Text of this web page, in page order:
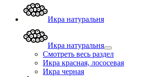
Икра натуральня
Икра натуральня
Смотреть весь раздел
Икра красная, лососевая
Икра черная